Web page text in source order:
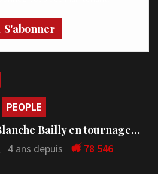
S'abonner
PEOPLE
Bailly en tournage…
4 ans depuis 78 546